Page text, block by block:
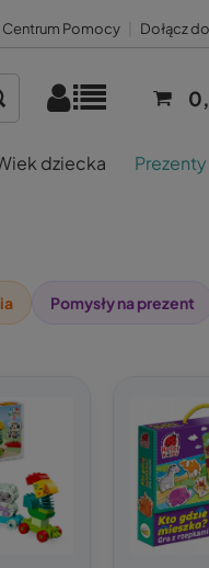
Centrum Pomocy Dołącz
dziecka Prezenty
Pomysły na prezent